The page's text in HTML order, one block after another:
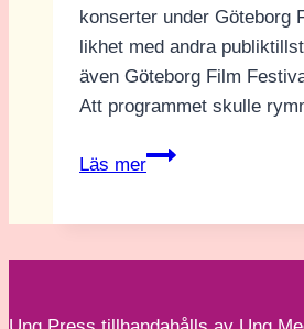
konserter under Göteborg
likhet med andra
även Göteborg Film
Att programmet skulle
Läs mer
21-